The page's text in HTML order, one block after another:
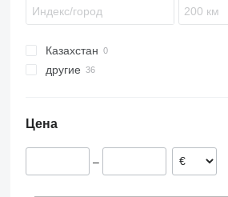
Tyrok
Optimer
Tbes
Vari-Master
RB
RN
RS
Kompaktor
Korund
Kristall
VariDiamant
VariOpal
Giraffa S
Jolly
L-series
Terradisc
PKE
Sturmvogel
Super-Albatros
Spirit
TopDown
Казахстан
другие
Цена
–